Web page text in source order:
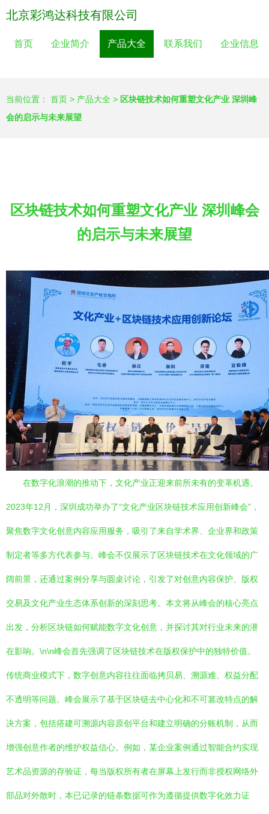
北京彩鸿达科技有限公司
首页 企业简介 产品大全 联系我们 企业信息
当前位置： 首页 > 产品大全 > 区块链技术如何重塑文化产业 深圳峰
会的启示与未来展望
区块链技术如何重塑文化产业 深圳峰会
的启示与未来展望
在数字化浪潮的推动下，文化产业正迎来前所未有的变革机遇。
2023年12月，深圳成功举办了“文化产业区块链技术应用创新峰会”，
聚焦数字文化创意内容应用服务，吸引了来自学术界、企业界和政策
制定者等多方代表参与。峰会不仅展示了区块链技术在文化领域的广
阔前景，还通过案例分享与圆桌讨论，引发了对创意内容保护、版权
交易及文化产业生态体系创新的深刻思考。本文将从峰会的核心亮点
出发，分析区块链如何赋能数字文化创意，并探讨其对行业未来的潜
在影响。\n\n峰会首先强调了区块链技术在版权保护中的独特价值。
传统商业模式下，数字创意内容往往面临拷贝易、溯源难、权益分配
不透明等问题。峰会展示了基于区块链去中心化和不可篡改特点的解
决方案，包括搭建可溯源内容原创平台和建立明确的分账机制，从而
增强创意作者的维护权益信心。例如，某企业案例通过智能合约实现
艺术品资源的存验证，每当版权所有者在屏幕上发行而非授权网络外
部品对外散时，本已记录的链条数据可作为遵循提供数字化效力证